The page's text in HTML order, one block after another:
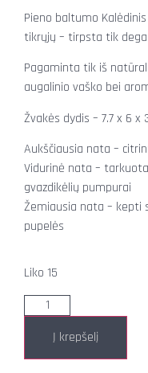
Pieno baltumo
tikrųjų – tirpsta tik
Pagaminta tik iš
augalinio vaško bei
Žvakės dydis – 7.7 x 6 x
Aukščiausia nata –
Vidurinė nata –
gvazdikėlių pumpurai
Žemiausia nata – kepti
pupelės
Liko 15
Į krepšelį